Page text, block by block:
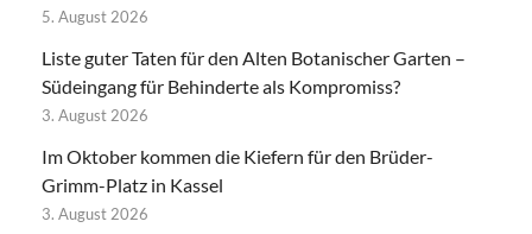
5. August 2026
Liste guter Taten für den Alten Botanischer Garten –
Südeingang für Behinderte als Kompromiss?
3. August 2026
Im Oktober kommen die Kiefern für den Brüder-
Grimm-Platz in Kassel
3. August 2026